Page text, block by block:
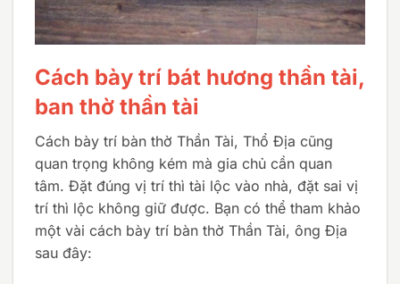
Cách bày trí bát hương thần tài,
ban thờ thần tài
Cách bày trí bàn thờ Thần Tài, Thổ Địa cũng
quan trọng không kém mà gia chủ cần quan
tâm. Đặt đúng vị trí thì tài lộc vào nhà, đặt sai vị
trí thì lộc không giữ được. Bạn có thể tham khảo
một vài cách bày trí bàn thờ Thần Tài, ông Địa
sau đây: